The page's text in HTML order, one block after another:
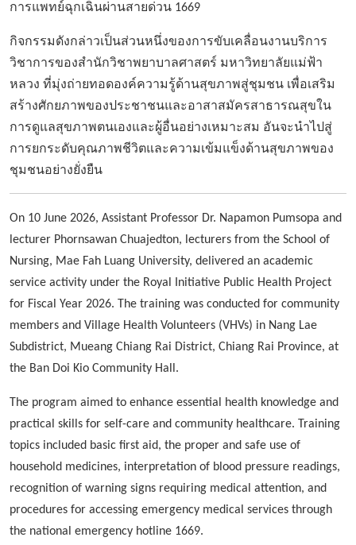
การแพทย์ฉุกเฉินผ่านสายด่วน 1669
กิจกรรมดังกล่าวเป็นส่วนหนึ่งของการขับเคลื่อนงานบริการ
วิชาการของสำนักวิชาพยาบาลศาสตร์ มหาวิทยาลัยแม่ฟ้า
หลวง ที่มุ่งถ่ายทอดองค์ความรู้ด้านสุขภาพสู่ชุมชน เพื่อเสริม
สร้างศักยภาพของประชาชนและอาสาสมัครสาธารณสุขใน
การดูแลสุขภาพตนเองและผู้อื่นอย่างเหมาะสม อันจะนำไปสู่
การยกระดับคุณภาพชีวิตและความเข้มแข็งด้านสุขภาพของ
ชุมชนอย่างยั่งยืน
On 10 June 2026, Assistant Professor Dr. Napamon Pumsopa and
lecturer Phornsawan Chuajedton, lecturers from the School of
Nursing, Mae Fah Luang University, delivered an academic
service activity under the Royal Initiative Public Health Project
for Fiscal Year 2026. The training was conducted for community
members and Village Health Volunteers (VHVs) in Nang Lae
Subdistrict, Mueang Chiang Rai District, Chiang Rai Province, at
the Ban Doi Kio Community Hall.
The program aimed to enhance essential health knowledge and
practical skills for self-care and community healthcare. Training
topics included basic first aid, the proper and safe use of
household medicines, interpretation of blood pressure readings,
recognition of warning signs requiring medical attention, and
procedures for accessing emergency medical services through
the national emergency hotline 1669.